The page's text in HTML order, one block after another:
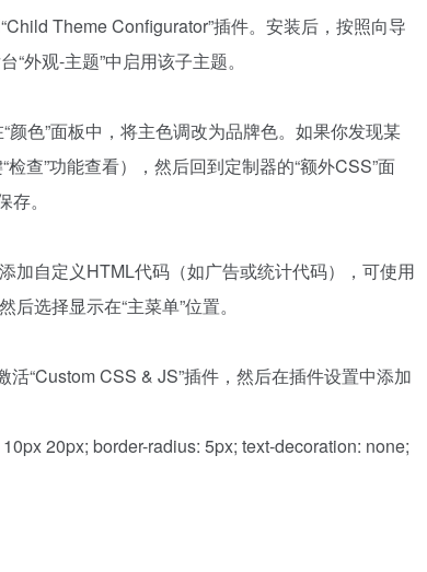
Theme Configurator”插件。安装后，按照向导
外观-主题”中启用该子主题。
色”面板中，将主色调改为品牌色。如果你发现某
查”功能查看），然后回到定制器的“额外CSS”面
。
加自定义HTML代码（如广告或统计代码），可使用
选择显示在“主菜单”位置。
“Custom CSS & JS”插件，然后在插件设置中添加
20px; border-radius: 5px; text-decoration: none;